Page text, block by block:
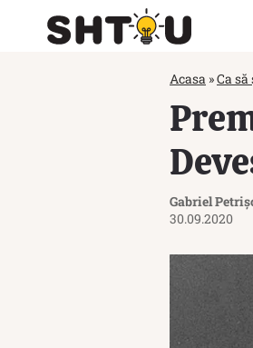
Acasa »Ca
Gabriel
30.09.2020